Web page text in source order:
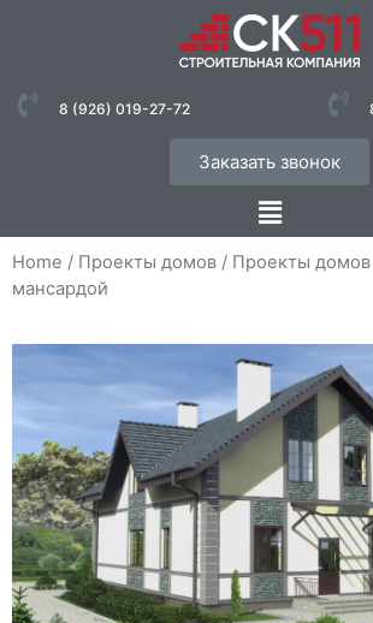
8 (926) 019-27-72
Заказать звонок
Home / Проекты домов / Проекты домов
мансардой